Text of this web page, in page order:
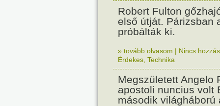
Robert Fulton
első útját. Párizsban
próbálták ki.
» tovább olvasom | Nincs
Érdekes Technika
Megszületett Angelo
apostoli nuncius volt
második világháború